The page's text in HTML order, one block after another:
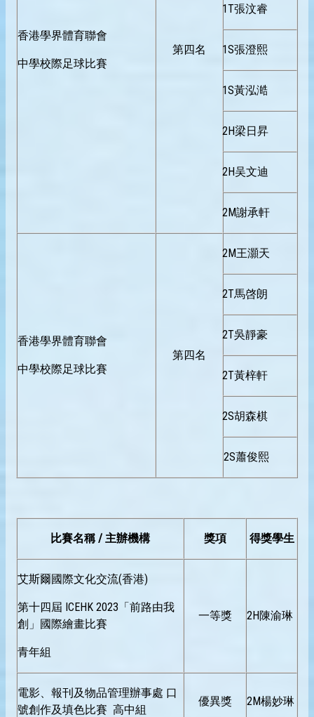
香港學界體育聯會
中學校際足球比賽
第四名
1T張汶睿
1S張澄熙
1S黃泓澔
2H梁日昇
2H吴文迪
2M謝承軒
香港學界體育聯會
中學校際足球比賽
第四名
2M王灝天
2T馬啓朗
2T吳靜豪
2T黃梓軒
2S胡森棋
2S蕭俊熙
比賽名稱 / 主辦機構 獎項 得獎學生
艾斯爾國際文化交流(香港)
第十四屆 ICEHK 2023「前路由我
創」國際繪畫比賽
青年組
一等獎 2H陳渝琳
電影、報刊及物品管理辦事處 口
號創作及填色比賽 高中組
優異獎 2M楊妙琳